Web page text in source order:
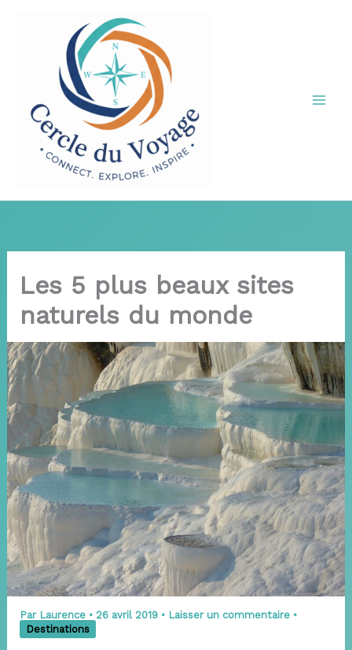
Les 5 plus beaux sites
naturels du monde
Par Laurence • 26 avril 2019 • Laisser un commentaire •
Destinations